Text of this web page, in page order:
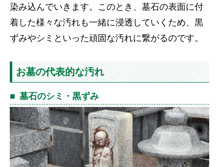
染み込んでいきます。このとき、墓石の表面に付
着した様々な汚れも一緒に浸透していくため、黒
ずみやシミといった頑固な汚れに繋がるのです。
お墓の代表的な汚れ
墓石のシミ・黒ずみ